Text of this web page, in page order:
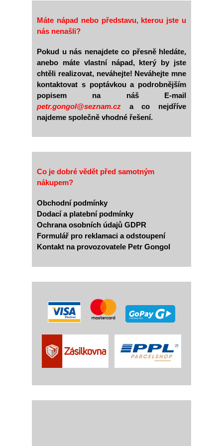
Máte nápad nebo představu, kterou jste u
nás nenašli?
Pokud u nás nenajdete co přesně hledáte,
anebo máte vlastní nápad, který by jste
chtěli realizovat, neváhejte! Neváhejte mne
kontaktovat s poptávkou a podrobnějším
popisem na náš E-mail
petr.gongol@seznam.cz a co nejdříve
najdeme společně vhodné řešení.
Co je dobré vědět před samotným
nákupem?
Obchodní podmínky
Dodací a platební podmínky
Ochrana osobních údajů GDPR
Formulář pro reklamaci a odstoupení
Kontakt na provozovatele Petr Gongol